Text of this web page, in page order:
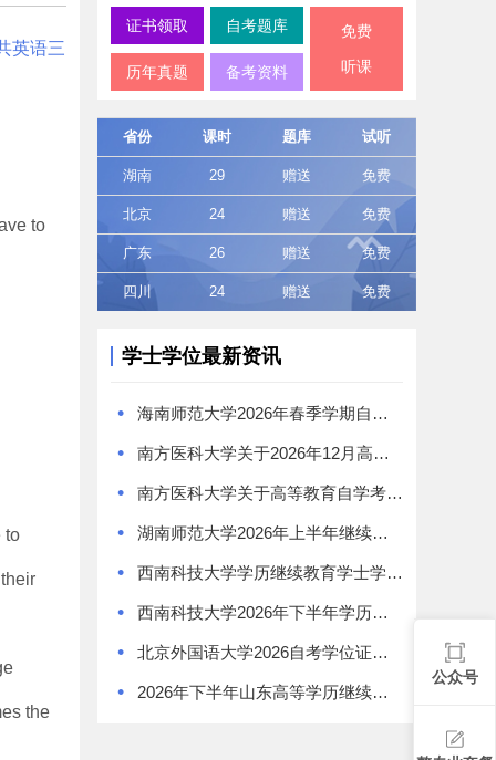
英语三
to
to
the
证书领取 自考题库
历年真题 备考资料
免费
听课
省份 课时 题库 试听
湖南 29 赠送 免费
北京 24 赠送 免费
广东 26 赠送 免费
四川 24 赠送 免费
学士学位最新资讯
• 海南师范大学2026年春季学期自学考试本科毕业生学士学位证书领取通知
• 南方医科大学关于2026年12月高等教育自学考试学位工作的通知
• 南方医科大学关于高等教育自学考试《食品卫生与营养学》专业学位授予问题的特别提醒
• 湖南师范大学2026年上半年继续教育学士学位证书领取通知
• 西南科技大学学历继续教育学士学位授予办法
• 西南科技大学2026年下半年学历继续教育学士学位申请通知
• 北京外国语大学2026自考学位证书领取通知
• 2026年下半年山东高等学历继续教育学士学位外语考试报名须知
公众号